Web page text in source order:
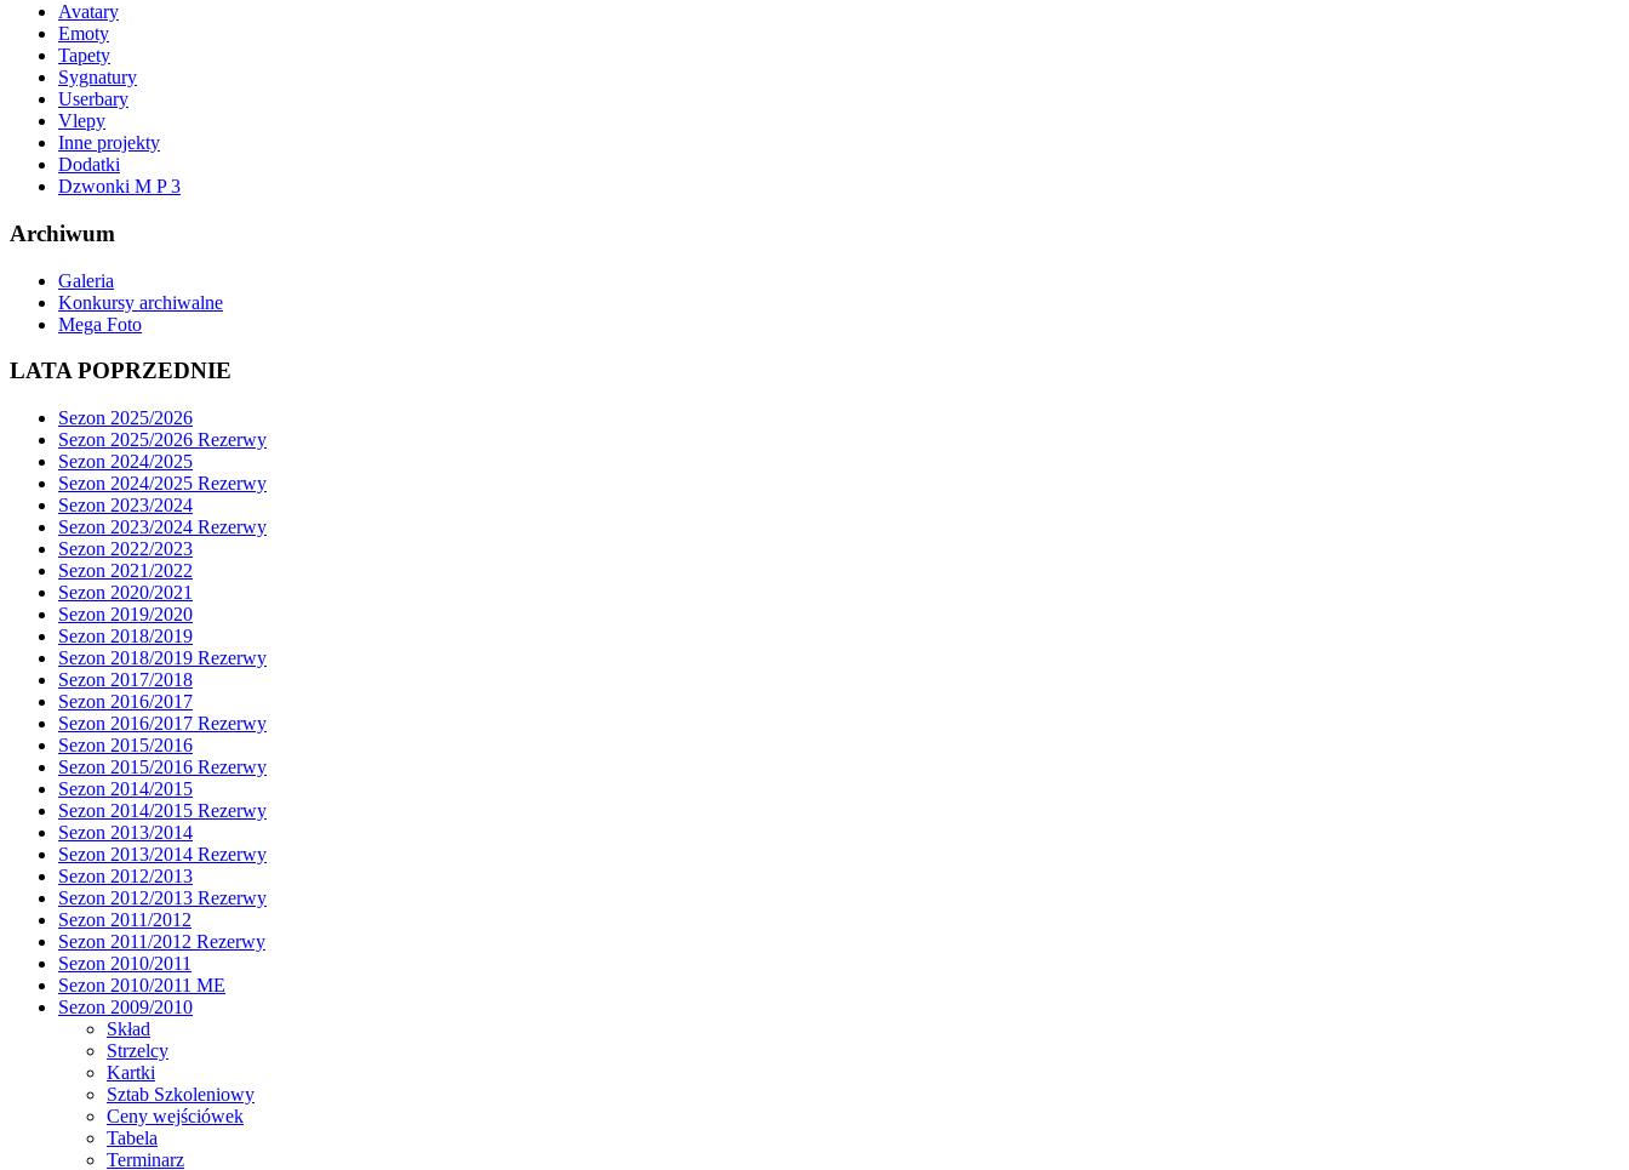
Avatary
Emoty
Tapety
Sygnatury
Userbary
Vlepy
Inne projekty
Dodatki
Dzwonki M P 3
Archiwum
Galeria
Konkursy archiwalne
Mega Foto
LATA POPRZEDNIE
Sezon 2025/2026
Sezon 2025/2026 Rezerwy
Sezon 2024/2025
Sezon 2024/2025 Rezerwy
Sezon 2023/2024
Sezon 2023/2024 Rezerwy
Sezon 2022/2023
Sezon 2021/2022
Sezon 2020/2021
Sezon 2019/2020
Sezon 2018/2019
Sezon 2018/2019 Rezerwy
Sezon 2017/2018
Sezon 2016/2017
Sezon 2016/2017 Rezerwy
Sezon 2015/2016
Sezon 2015/2016 Rezerwy
Sezon 2014/2015
Sezon 2014/2015 Rezerwy
Sezon 2013/2014
Sezon 2013/2014 Rezerwy
Sezon 2012/2013
Sezon 2012/2013 Rezerwy
Sezon 2011/2012
Sezon 2011/2012 Rezerwy
Sezon 2010/2011
Sezon 2010/2011 ME
Sezon 2009/2010
Skład
Strzelcy
Kartki
Sztab Szkoleniowy
Ceny wejściówek
Tabela
Terminarz